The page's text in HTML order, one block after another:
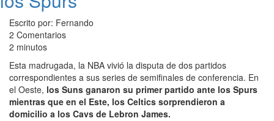
Escrito por: Fernando
2 Comentarios
2 minutos
Esta madrugada, la NBA vivió la disputa de dos partidos
correspondientes a sus series de semifinales de conferencia. En
el Oeste, los Suns ganaron su primer partido ante los Spurs
mientras que en el Este, los Celtics sorprendieron a
domicilio a los Cavs de Lebron James.